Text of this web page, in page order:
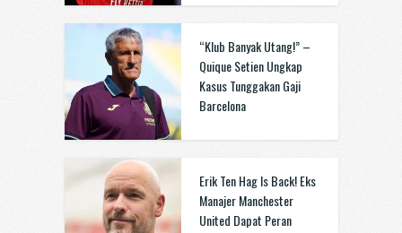
“Klub Banyak Utang!” –
Quique Setien Ungkap
Kasus Tunggakan Gaji
Barcelona
Erik Ten Hag Is Back! Eks
Manajer Manchester
United Dapat Peran